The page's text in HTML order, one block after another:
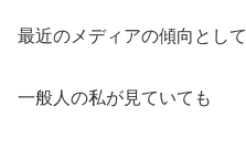
最近のメディアの傾向として
一般人の私が見ていても